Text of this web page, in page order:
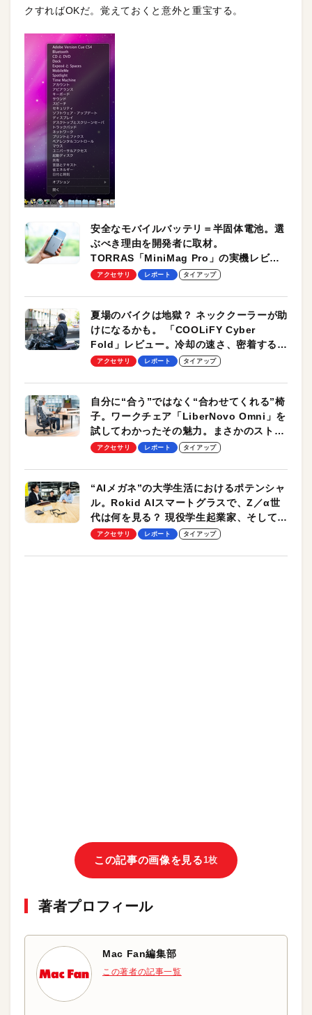
クすればOKだ。覚えておくと意外と重宝する。
安全なモバイルバッテリ＝半固体電池。選
ぶべき理由を開発者に取材。
TORRAS「MiniMag Pro」の実機レビュ
ーも
アクセサリ レポート タイアップ
夏場のバイクは地獄？ ネッククーラーが助
けになるかも。 「COOLiFY Cyber
Fold」レビュー。冷却の速さ、密着する冷
却プレート、シンプルな操作性がグッド！
アクセサリ レポート タイアップ
自分に“合う”ではなく“合わせてくれる”椅
子。ワークチェア「LiberNovo Omni」を
試してわかったその魅力。まさかのストレ
ッチ機能も搭載
アクセサリ レポート タイアップ
“AIメガネ”の大学生活におけるポテンシャ
ル。Rokid AIスマートグラスで、Z／α世
代は何を見る？ 現役学生起業家、そして教
授による体験会レポート【PR】
アクセサリ レポート タイアップ
この記事の画像を見る1枚
著者プロフィール
Mac Fan編集部
この著者の記事一覧